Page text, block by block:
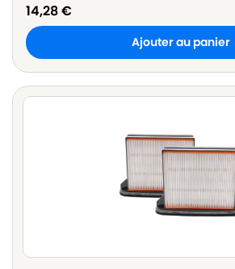
14,28€
Ajouter au panier